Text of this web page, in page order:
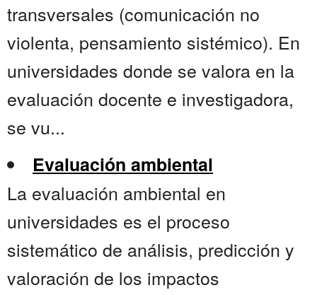
transversales (comunicación no
violenta, pensamiento sistémico). En
universidades donde se valora en la
evaluación docente e investigadora,
se vu...
Evaluación ambiental
La evaluación ambiental en
universidades es el proceso
sistemático de análisis, predicción y
valoración de los impactos